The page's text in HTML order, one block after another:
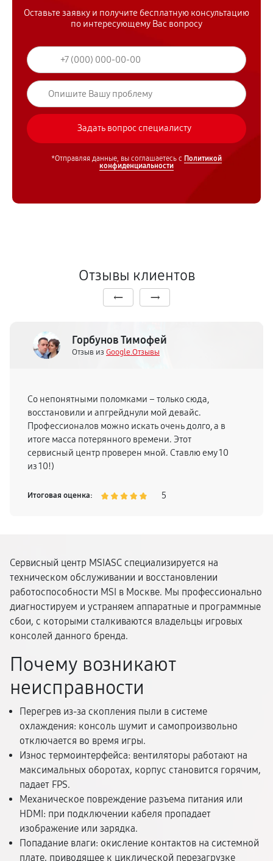
Оставьте заявку и получите бесплатную консультацию
по интересующему Вас вопросу
*Отправляя данные, вы соглашаетесь с Политикой
конфиденциальности
Отзывы клиентов
Горбунов Тимофей
Отзыв из Google.Отзывы
Со непонятными поломками – только сюда,
восстановили и апгрейднули мой девайс.
Профессионалов можно искать очень долго, а в
итоге масса потерянного времени. Этот
сервисный центр проверен мной. Ставлю ему 10
из 10!)
Итоговая оценка: 5
Сервисный центр MSIASC специализируется на
техническом обслуживании и восстановлении
работоспособности MSI в Москве. Мы профессионально
диагностируем и устраняем аппаратные и программные
сбои, с которыми сталкиваются владельцы игровых
консолей данного бренда.
Почему возникают
неисправности
Перегрев из-за скопления пыли в системе
охлаждения: консоль шумит и самопроизвольно
отключается во время игры.
Износ термоинтерфейса: вентиляторы работают на
максимальных оборотах, корпус становится горячим,
падает FPS.
Механическое повреждение разъема питания или
HDMI: при подключении кабеля пропадает
изображение или зарядка.
Попадание влаги: окисление контактов на системной
плате, приводящее к циклической перезагрузке